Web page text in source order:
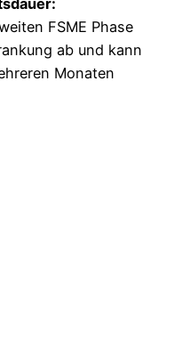
FSME Phase
ab und kann
Monaten